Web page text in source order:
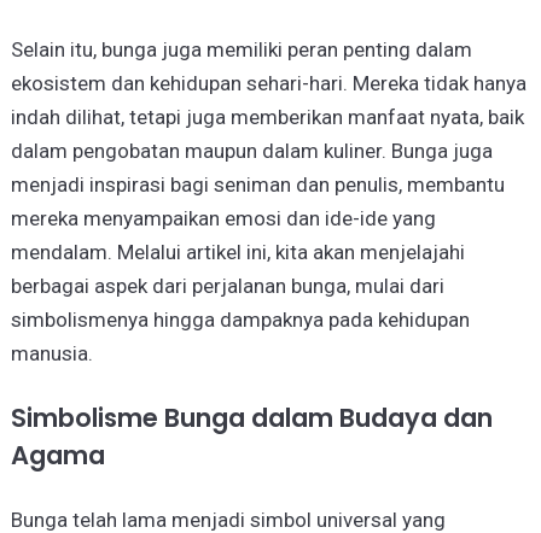
Selain itu, bunga juga memiliki peran penting dalam
ekosistem dan kehidupan sehari-hari. Mereka tidak hanya
indah dilihat, tetapi juga memberikan manfaat nyata, baik
dalam pengobatan maupun dalam kuliner. Bunga juga
menjadi inspirasi bagi seniman dan penulis, membantu
mereka menyampaikan emosi dan ide-ide yang
mendalam. Melalui artikel ini, kita akan menjelajahi
berbagai aspek dari perjalanan bunga, mulai dari
simbolismenya hingga dampaknya pada kehidupan
manusia.
Simbolisme Bunga dalam Budaya dan
Agama
Bunga telah lama menjadi simbol universal yang